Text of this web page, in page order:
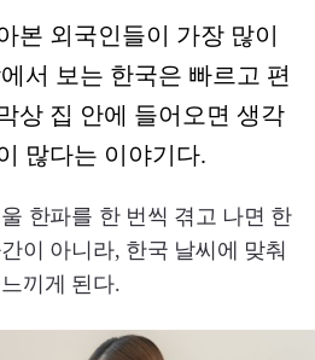
본 외국인들이 가장 많이
서 보는 한국은 빠르고 편
상 집 안에 들어오면 생각
많다는 이야기다.
한파를 한 번씩 겪고 나면 한
이 아니라, 한국 날씨에 맞춰
끼게 된다.